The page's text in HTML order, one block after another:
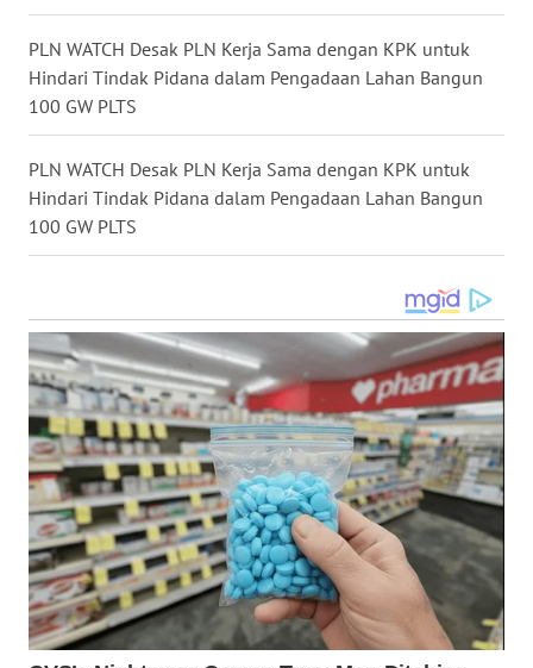
PLN WATCH Desak PLN Kerja Sama dengan KPK untuk
Hindari Tindak Pidana dalam Pengadaan Lahan Bangun
100 GW PLTS
PLN WATCH Desak PLN Kerja Sama dengan KPK untuk
Hindari Tindak Pidana dalam Pengadaan Lahan Bangun
100 GW PLTS
DANAU
TOBA
WN
WN
SELATAN
WN
TANJUNG
LESUNG
WN
KARO
WN
SIMALUNGUN